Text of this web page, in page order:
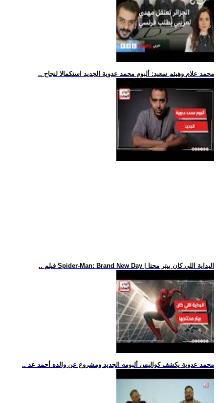
.. محمد علام وهيثم سعيد: ألبوم محمد عدوية الجديد استكمالا لنجاح
.. فيلم Spider-Man: Brand New Day | البداية اللي كان بيتر محتا
.. محمد عدوية يكشف كواليس ألبومه الجديد ومشروع عن والده أحمد عد